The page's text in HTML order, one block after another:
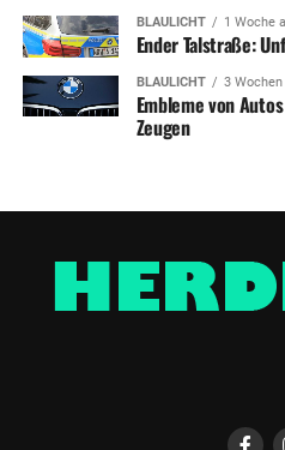
BLAULICHT 1 Woche
Ender Talstraße:
BLAULICHT 3 Wochen
Embleme von
Zeugen